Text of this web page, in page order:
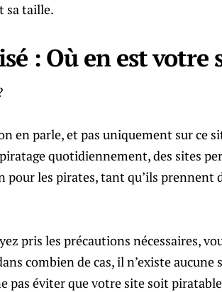
sa taille.
: Où en est votre
en parle, et pas uniquement sur ce
quotidiennement, des sites
pour les pirates, tant qu’ils prennent
pris les précautions nécessaires,
combien de cas, il n’existe aucune
pas éviter que votre site soit